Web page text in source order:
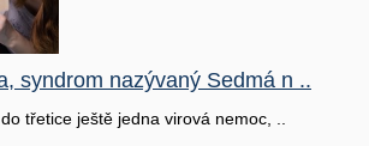
syndrom nazývaný Sedmá n ..
třetice ještě jedna virová nemoc, ..